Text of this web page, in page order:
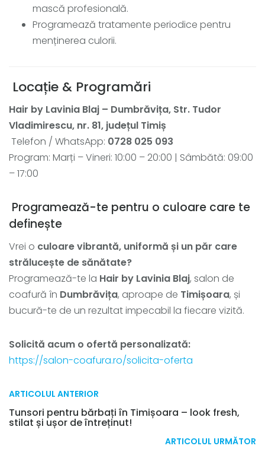
mască profesională.
Programează tratamente periodice pentru
menținerea culorii.
Locație & Programări
Hair by Lavinia Blaj – Dumbrăvița, Str. Tudor
Vladimirescu, nr. 81, județul Timiș
Telefon / WhatsApp: 0728 025 093
Program: Marți – Vineri: 10:00 – 20:00 | Sâmbătă: 09:00
– 17:00
Programează-te pentru o culoare care te
definește
Vrei o culoare vibrantă, uniformă și un păr care
strălucește de sănătate?
Programează-te la Hair by Lavinia Blaj, salon de
coafură în Dumbrăvița, aproape de Timișoara, și
bucură-te de un rezultat impecabil la fiecare vizită.
Solicită acum o ofertă personalizată:
https://salon-coafura.ro/solicita-oferta
ARTICOLUL ANTERIOR
Tunsori pentru bărbați în Timișoara – look fresh,
stilat și ușor de întreținut!
ARTICOLUL URMĂTOR